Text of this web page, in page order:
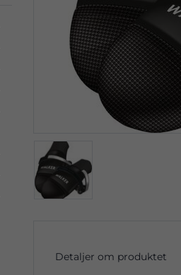
Detaljer om produktet